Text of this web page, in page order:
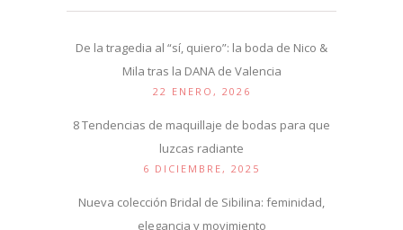
De la tragedia al “sí, quiero”: la boda de Nico &
Mila tras la DANA de Valencia
22 ENERO, 2026
8 Tendencias de maquillaje de bodas para que
luzcas radiante
6 DICIEMBRE, 2025
Nueva colección Bridal de Sibilina: feminidad,
elegancia y movimiento